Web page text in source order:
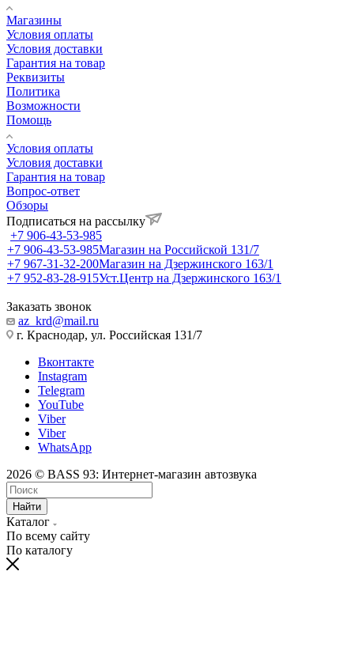
Магазины
Условия оплаты
Условия доставки
Гарантия на товар
Реквизиты
Политика
Возможности
Помощь
Условия оплаты
Условия доставки
Гарантия на товар
Вопрос-ответ
Обзоры
Подписаться на рассылку
+7 906-43-53-985
+7 906-43-53-985Магазин на Российской 131/7
+7 967-31-32-200Магазин на Дзержинского 163/1
+7 952-83-28-915Уст.Центр на Дзержинского 163/1
Заказать звонок
az_krd@mail.ru
г. Краснодар, ул. Российская 131/7
Вконтакте
Instagram
Telegram
YouTube
Viber
Viber
WhatsApp
2026 © BASS 93: Интернет-магазин автозвука
Найти
Каталог
По всему сайту
По каталогу